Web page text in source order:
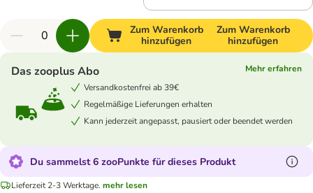
Zum Warenkorb
hinzufügen
Zum Warenkorb
hinzufügen
Das zooplus Abo
Mehr erfahren
Versandkostenfrei ab 39€
Regelmäßige Lieferungen erhalten
Kann jederzeit angepasst, pausiert oder beendet werden
Du sammelst 6 zooPunkte für dieses Produkt
Lieferzeit 2-3 Werktage. mehr lesen